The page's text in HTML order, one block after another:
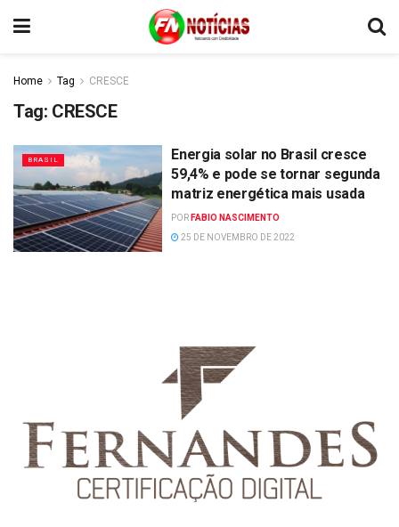
Home Tag CRESCE
Tag: CRESCE
BRASIL
Energia solar no Brasil cresce
59,4% e pode se tornar segunda
matriz energética mais usada
POR FABIO NASCIMENTO
25 DE NOVEMBRO DE 2022